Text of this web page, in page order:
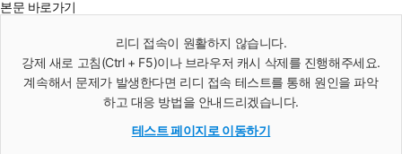
본문 바로가기
리디 접속이 원활하지 않습니다.
강제 새로 고침(Ctrl + F5)이나 브라우저 캐시 삭제를 진행해주세요.
계속해서 문제가 발생한다면 리디 접속 테스트를 통해 원인을 파악
하고 대응 방법을 안내드리겠습니다.
테스트 페이지로 이동하기